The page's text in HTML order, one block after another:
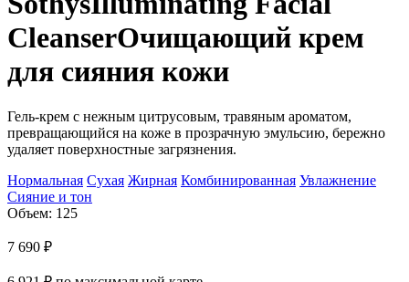
CleanserОчищающий крем
для сияния кожи
Гель-крем с нежным цитрусовым, травяным ароматом,
превращающийся на коже в прозрачную эмульсию, бережно
удаляет поверхностные загрязнения.
Нормальная Сухая Жирная Комбинированная Увлажнение
Сияние и тон
Объем: 125
7 690 ₽